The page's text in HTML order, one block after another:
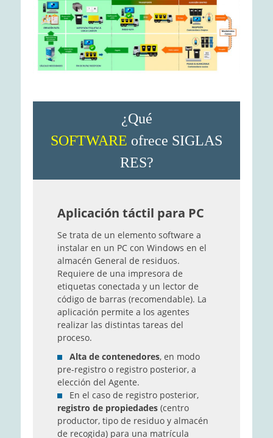
¿Qué
SOFTWARE ofrece SIGLAS
RES?
Aplicación táctil para PC
Se trata de un elemento software a
instalar en un PC con Windows en el
almacén General de residuos.
Requiere de una impresora de
etiquetas conectada y un lector de
código de barras (recomendable). La
aplicación permite a los agentes
realizar las distintas tareas del
proceso.
Alta de contenedores, en modo
pre-registro o registro posterior, a
elección del Agente.
En el caso de registro posterior,
registro de propiedades (centro
productor, tipo de residuo y almacén
de recogida) para una matrícula